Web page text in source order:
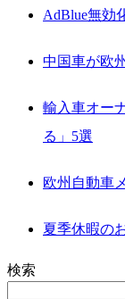
AdBlue無効
中国車が欧
輸入車オー
る」5選
欧州自動車
夏季休暇の
検索